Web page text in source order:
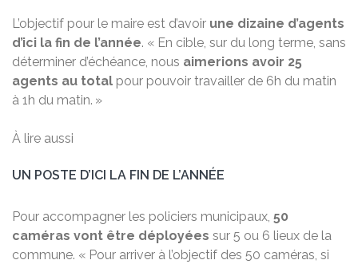
L’objectif pour le maire est d’avoir une dizaine d’agents
d’ici la fin de l’année. « En cible, sur du long terme, sans
déterminer d’échéance, nous aimerions avoir 25
agents au total pour pouvoir travailler de 6h du matin
à 1h du matin. »
À lire aussi
UN POSTE D’ICI LA FIN DE L’ANNÉE
Pour accompagner les policiers municipaux, 50
caméras vont être déployées sur 5 ou 6 lieux de la
commune. « Pour arriver à l’objectif des 50 caméras, si